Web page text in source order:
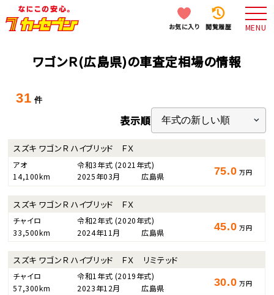
お気に入り 閲覧履歴 MENU
ワゴンＲ(広島県)の車査定相場の情報
31 件
表示順
スズキ ワゴンＲ ハイブリッド ＦＸ
アオ 令和3年式 (2021年式)
14,100km
2025年03月 広島県 75.0 万円
スズキ ワゴンＲ ハイブリッド ＦＸ
チャイロ 令和2年式 (2020年式)
33,500km
2024年11月 広島県 45.0 万円
スズキ ワゴンＲ ハイブリッド ＦＸ リミテッド
チャイロ 令和1年式 (2019年式)
57,300km
2023年12月 広島県 30.0 万円